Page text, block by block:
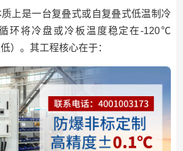
上是一台复叠式或自复叠式低温制冷
环将冷盘或冷板温度稳定在-120℃
）。其工程核心在于：